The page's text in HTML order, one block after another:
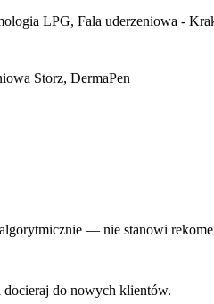
LPG, Fala uderzeniowa -
Storz, DermaPen
— nie stanowi
docieraj do nowych klientów.